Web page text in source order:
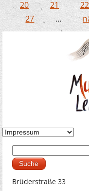
20
21 22
27
…
Suchformular
Brüderstraße 33